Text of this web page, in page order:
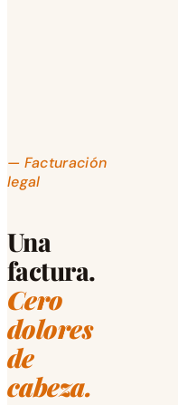
— Facturación
legal
Una
factura.
Cero
dolores
de
cabeza.